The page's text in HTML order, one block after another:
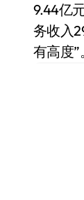
9.44亿
务收入
有高度”。